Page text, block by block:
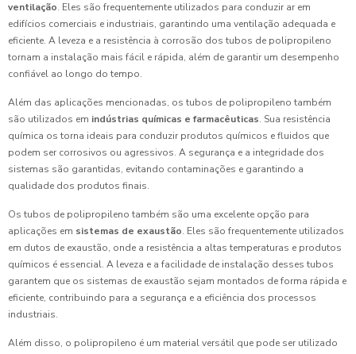
ventilação. Eles são frequentemente utilizados para conduzir ar em
edifícios comerciais e industriais, garantindo uma ventilação adequada e
eficiente. A leveza e a resistência à corrosão dos tubos de polipropileno
tornam a instalação mais fácil e rápida, além de garantir um desempenho
confiável ao longo do tempo.
Além das aplicações mencionadas, os tubos de polipropileno também
são utilizados em indústrias químicas e farmacêuticas. Sua resistência
química os torna ideais para conduzir produtos químicos e fluidos que
podem ser corrosivos ou agressivos. A segurança e a integridade dos
sistemas são garantidas, evitando contaminações e garantindo a
qualidade dos produtos finais.
Os tubos de polipropileno também são uma excelente opção para
aplicações em sistemas de exaustão. Eles são frequentemente utilizados
em dutos de exaustão, onde a resistência a altas temperaturas e produtos
químicos é essencial. A leveza e a facilidade de instalação desses tubos
garantem que os sistemas de exaustão sejam montados de forma rápida e
eficiente, contribuindo para a segurança e a eficiência dos processos
industriais.
Além disso, o polipropileno é um material versátil que pode ser utilizado